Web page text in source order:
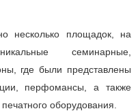
несколько площадок, на
семинарные,
где были представлены
перфомансы, а также
оборудования.